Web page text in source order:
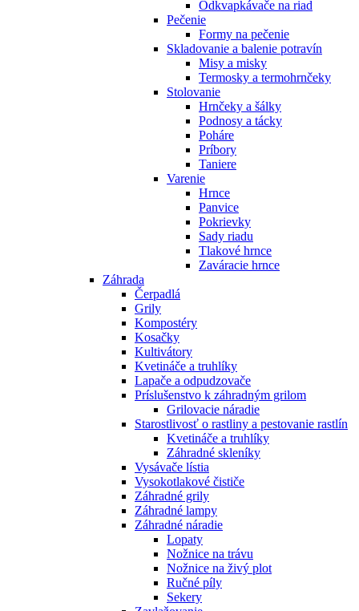
Odkvapkávače na riad
Pečenie
Formy na pečenie
Skladovanie a balenie potravín
Misy a misky
Termosky a termohrnčeky
Stolovanie
Hrnčeky a šálky
Podnosy a tácky
Poháre
Príbory
Taniere
Varenie
Hrnce
Panvice
Pokrievky
Sady riadu
Tlakové hrnce
Zaváracie hrnce
Záhrada
Čerpadlá
Grily
Kompostéry
Kosačky
Kultivátory
Kvetináče a truhlíky
Lapače a odpudzovače
Príslušenstvo k záhradným grilom
Grilovacie náradie
Starostlivosť o rastliny a pestovanie rastlín
Kvetináče a truhlíky
Záhradné skleníky
Vysávače lístia
Vysokotlakové čističe
Záhradné grily
Záhradné lampy
Záhradné náradie
Lopaty
Nožnice na trávu
Nožnice na živý plot
Ručné píly
Sekery